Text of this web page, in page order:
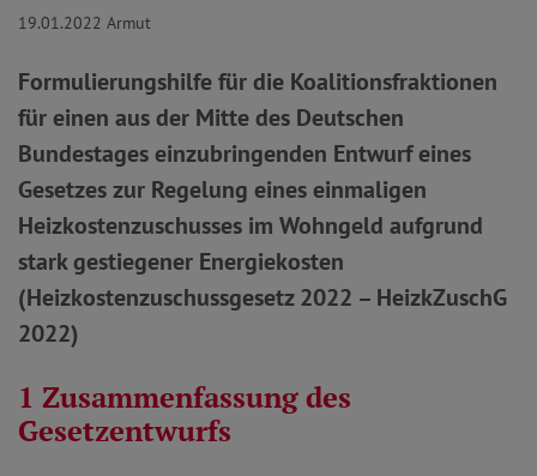
19.01.2022 Armut
Formulierungshilfe für die Koalitionsfraktionen
für einen aus der Mitte des Deutschen
Bundestages einzubringenden Entwurf eines
Gesetzes zur Regelung eines einmaligen
Heizkostenzuschusses im Wohngeld aufgrund
stark gestiegener Energiekosten
(Heizkostenzuschussgesetz 2022 – HeizkZuschG
2022)
1 Zusammenfassung des
Gesetzentwurfs